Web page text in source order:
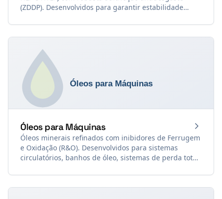
(ZDDP). Desenvolvidos para garantir estabilidade
bombas e servoválvulas sob pressões extremas.
Óleos para Máquinas
Óleos minerais refinados com inibidores de Ferrugem
e Oxidação (R&O). Desenvolvidos para sistemas
circulatórios, banhos de óleo, sistemas de perda total
com base nos requisitos da norma de referência DIN
51.524 Parte 1 (HL).